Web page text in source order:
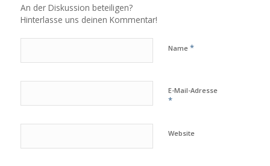
An der Diskussion beteiligen?
Hinterlasse uns deinen Kommentar!
Name *
E-Mail-Adresse
*
Website